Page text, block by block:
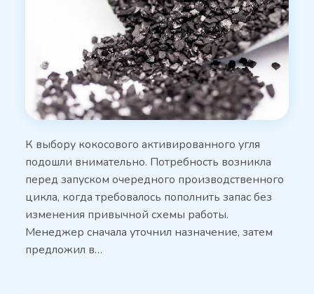
К выбору кокосового активированного угля
подошли внимательно. Потребность возникла
перед запуском очередного производственного
цикла, когда требовалось пополнить запас без
изменения привычной схемы работы.
Менеджер сначала уточнил назначение, затем
предложил в…